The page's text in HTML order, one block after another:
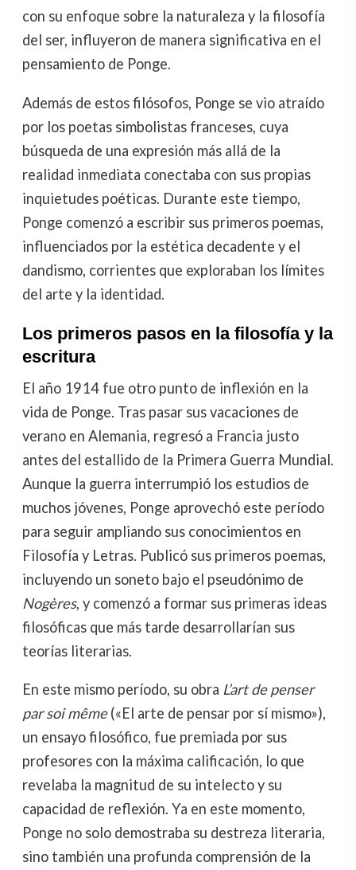
con su enfoque sobre la naturaleza y la filosofía
del ser, influyeron de manera significativa en el
pensamiento de Ponge.
Además de estos filósofos, Ponge se vio atraído
por los poetas simbolistas franceses, cuya
búsqueda de una expresión más allá de la
realidad inmediata conectaba con sus propias
inquietudes poéticas. Durante este tiempo,
Ponge comenzó a escribir sus primeros poemas,
influenciados por la estética decadente y el
dandismo, corrientes que exploraban los límites
del arte y la identidad.
Los primeros pasos en la filosofía y la
escritura
El año 1914 fue otro punto de inflexión en la
vida de Ponge. Tras pasar sus vacaciones de
verano en Alemania, regresó a Francia justo
antes del estallido de la Primera Guerra Mundial.
Aunque la guerra interrumpió los estudios de
muchos jóvenes, Ponge aprovechó este período
para seguir ampliando sus conocimientos en
Filosofía y Letras. Publicó sus primeros poemas,
incluyendo un soneto bajo el pseudónimo de
Nogères, y comenzó a formar sus primeras ideas
filosóficas que más tarde desarrollarían sus
teorías literarias.
En este mismo período, su obra L’art de penser
par soi même(«El arte de pensar por sí mismo»),
un ensayo filosófico, fue premiada por sus
profesores con la máxima calificación, lo que
revelaba la magnitud de su intelecto y su
capacidad de reflexión. Ya en este momento,
Ponge no solo demostraba su destreza literaria,
sino también una profunda comprensión de la